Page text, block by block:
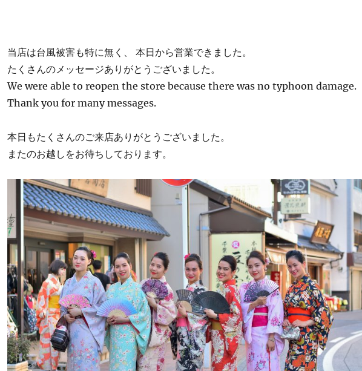
当店は台風被害も特に無く、 本日から営業できました。
たくさんのメッセージありがとうございました。
We were able to reopen the store because there was no typhoon damage.
Thank you for many messages.
本日もたくさんのご来店ありがとうございました。
またのお越しをお待ちしております。